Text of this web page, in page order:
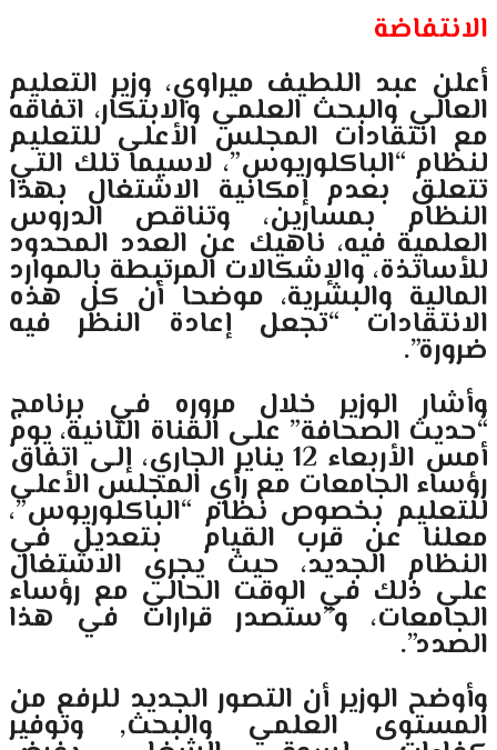
الانتفاضة
أعلن عبد اللطيف ميراوي، وزير التعليم
العالي والبحث العلمي والابتكار، اتفاقه
مع انتقادات المجلس الأعلى للتعليم
لنظام “الباكلوريوس”، لاسيما تلك التي
تتعلق بعدم إمكانية الاشتغال بهذا
النظام بمسارين، وتناقص الدروس
العلمية فيه، ناهيك عن العدد المحدود
للأساتذة، والإشكالات المرتبطة بالموارد
المالية والبشرية، موضحا أن كل هذه
الانتقادات “تجعل إعادة النظر فيه
ضرورة”.
وأشار الوزير خلال مروره في برنامج
“حديث الصحافة” على القناة الثانية، يوم
أمس الأربعاء 12 يناير الجاري، إلى اتفاق
رؤساء الجامعات مع رأي المجلس الأعلى
للتعليم بخصوص نظام “الباكلوريوس”،
معلنا عن قرب القيام بتعديل في
النظام الجديد، حيث يجري الاشتغال
على ذلك في الوقت الحالي مع رؤساء
الجامعات، و”ستصدر قرارات في هذا
الصدد”.
وأوضح الوزير أن التصور الجديد للرفع من
المستوى العلمي والبحث, وتوفير